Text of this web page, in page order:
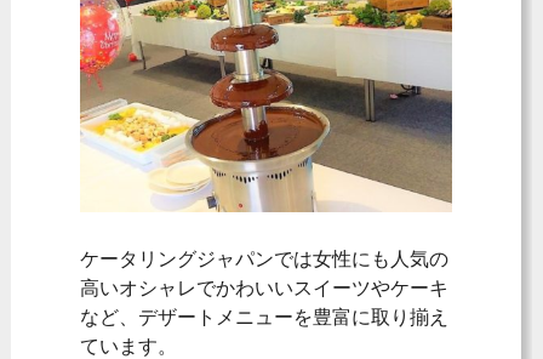
ケータリングジャパンでは女性にも人気の
高いオシャレでかわいいスイーツやケーキ
など、デザートメニューを豊富に取り揃え
ています。